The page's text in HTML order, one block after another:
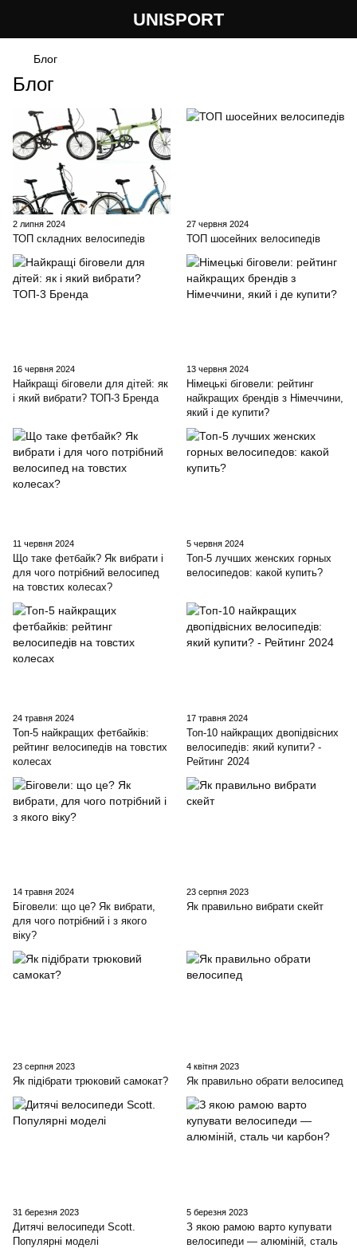
UNISPORT
Блог
Блог
2 липня 2024
ТОП складних велосипедів
27 червня 2024
ТОП шосейних велосипедів
16 червня 2024
Найкращі біговели для дітей: як
і який вибрати? ТОП-3 Бренда
13 червня 2024
Німецькі біговели: рейтинг
найкращих брендів з Німеччини,
який і де купити?
11 червня 2024
Що таке фетбайк? Як вибрати і
для чого потрібний велосипед
на товстих колесах?
5 червня 2024
Топ-5 лучших женских горных
велосипедов: какой купить?
24 травня 2024
Топ-5 найкращих фетбайків:
рейтинг велосипедів на товстих
колесах
17 травня 2024
Топ-10 найкращих двопідвісних
велосипедів: який купити? -
Рейтинг 2024
14 травня 2024
Біговели: що це? Як вибрати,
для чого потрібний і з якого
віку?
23 серпня 2023
Як правильно вибрати скейт
23 серпня 2023
Як підібрати трюковий самокат?
4 квітня 2023
Як правильно обрати велосипед
31 березня 2023
Дитячі велосипеди Scott.
Популярні моделі
5 березня 2023
З якою рамою варто купувати
велосипеди — алюміній, сталь